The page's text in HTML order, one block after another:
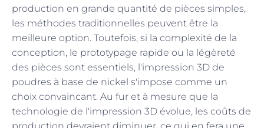
production en grande quantité de pièces simples,
les méthodes traditionnelles peuvent être la
meilleure option. Toutefois, si la complexité de la
conception, le prototypage rapide ou la légèreté
des pièces sont essentiels, l'impression 3D de
poudres à base de nickel s'impose comme un
choix convaincant. Au fur et à mesure que la
technologie de l'impression 3D évolue, les coûts de